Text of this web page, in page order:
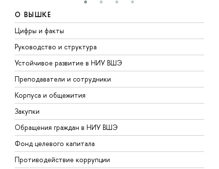
О ВЫШКЕ
Цифры и факты
Руководство и структура
Устойчивое развитие в НИУ ВШЭ
Преподаватели и сотрудники
Корпуса и общежития
Закупки
Обращения граждан в НИУ ВШЭ
Фонд целевого капитала
Противодействие коррупции